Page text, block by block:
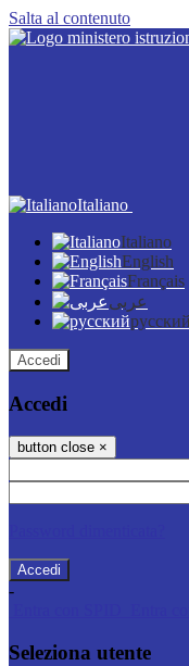
Salta al contenuto
Italiano
Italiano
English
Français
عربى
русский
Accedi
Accedi
button close ×
-
Seleziona utente